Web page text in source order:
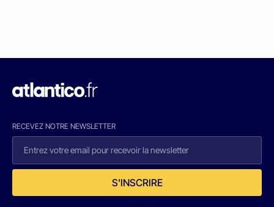
RECEVEZ NOTRE NEWSLETTER
S'INSCRIRE